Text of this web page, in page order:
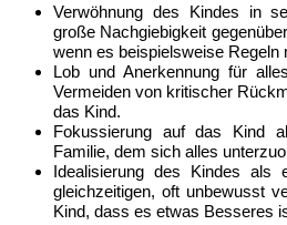
Verwöhnung des Kindes in
große Nachgiebigkeit
wenn es beispielsweise Regeln
Lob und Anerkennung für
Vermeiden von kritischer
das Kind.
Fokussierung auf das Kind
Familie, dem sich alles
Idealisierung des Kindes als
gleichzeitigen, oft unbewusst
Kind, dass es etwas Besseres